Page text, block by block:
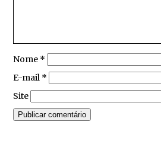
Nome *
E-mail *
Site